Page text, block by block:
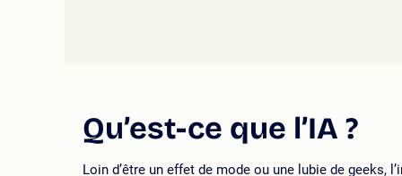
Qu’est-ce que l’IA ?
Loin d’être un effet de mode ou une lubie de geeks,